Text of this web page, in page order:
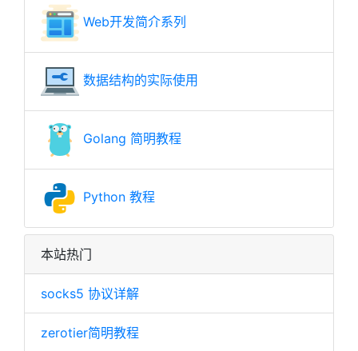
Web开发简介系列
数据结构的实际使用
Golang 简明教程
Python 教程
本站热门
socks5 协议详解
zerotier简明教程